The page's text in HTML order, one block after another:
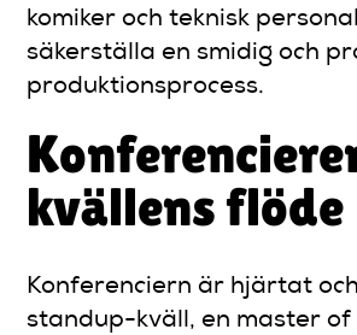
komiker och teknisk
säkerställa en smidig och
produktionsprocess.
kvällens flöde
Konferenciern är hjärtat
standup-kväll, en master of